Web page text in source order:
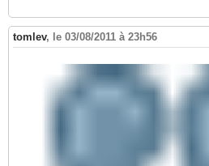
tomlev, le 03/08/2011 à 23h56